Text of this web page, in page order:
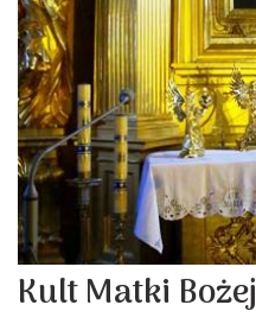
Kult Matki Bożej